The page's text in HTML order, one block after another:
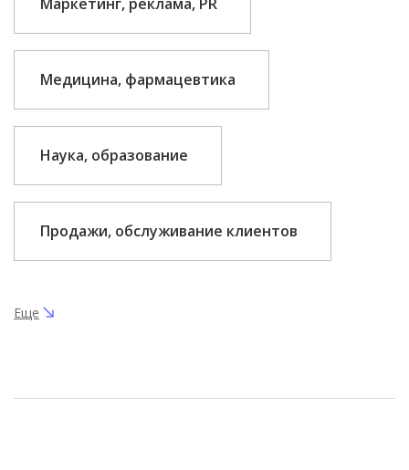
Медицина, фармацевтика
Наука, образование
Продажи, обслуживание клиентов
Еще